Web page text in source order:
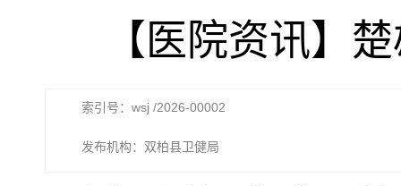
【医院资讯】
索引号：wsj /2026-00002
发布机构：双柏县卫健局